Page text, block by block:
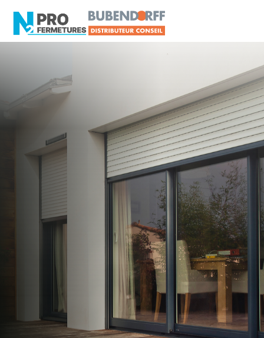
MAINE-ET-LOIRE -
Volet roulant
Saint-Sylvain-d'Anjou
Artisan, Menuisier, TPE ou PME proche de Saint-
Sylvain-d'Anjou ?
N2PRO Fermetures est votre référent Volet
roulant officiel pour vous apporter : Tarifs directs
usines sans minimum d'achat - Assistance
technique chantier et service réactif avec
07 83 35 69 17